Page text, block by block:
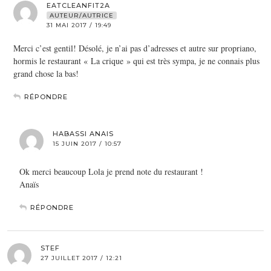
EATCLEANFIT2A
AUTEUR/AUTRICE
31 MAI 2017 / 19:49
Merci c’est gentil! Désolé, je n’ai pas d’adresses et autre sur propriano,
hormis le restaurant « La crique » qui est très sympa, je ne connais plus
grand chose la bas!
RÉPONDRE
HABASSI ANAIS
15 JUIN 2017 / 10:57
Ok merci beaucoup Lola je prend note du restaurant !
Anaïs
RÉPONDRE
STEF
27 JUILLET 2017 / 12:21